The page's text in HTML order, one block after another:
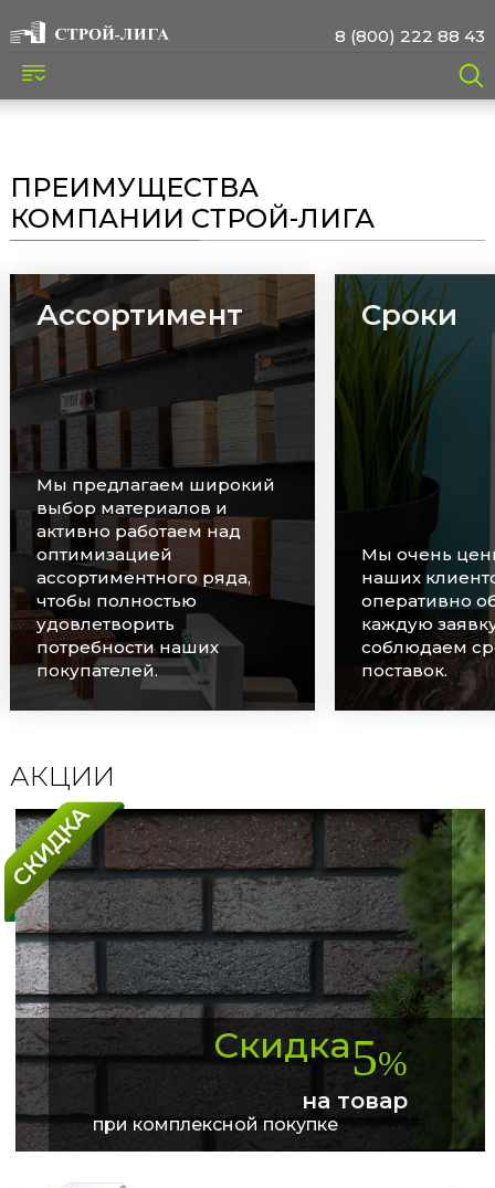
8 (800) 222 88 43
ПРЕИМУЩЕСТВА
КОМПАНИИ СТРОЙ-ЛИГА
Ассортимент
Мы предлагаем широкий
выбор материалов и
активно работаем над
оптимизацией
ассортиментного ряда,
чтобы полностью
удовлетворить
потребности наших
покупателей.
Сроки
Мы очень
наших
оперативно
каждую
соблюдаем
поставок.
АКЦИИ
Скидка5%
на товар
при комплексной покупке